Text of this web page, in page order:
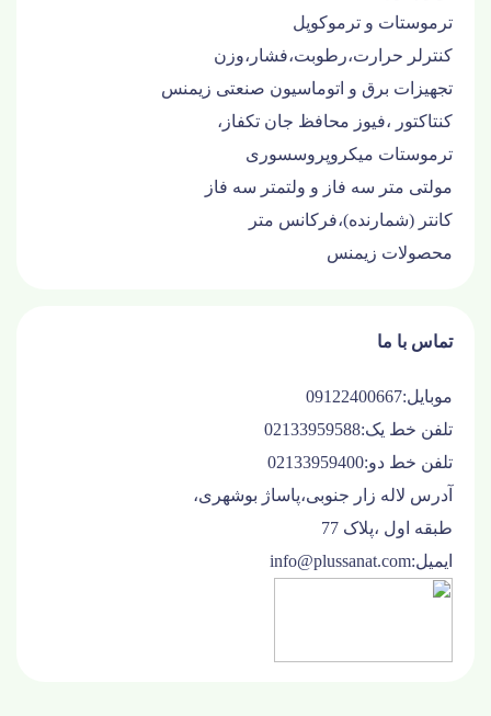
ترموستات و ترموکوپل
کنترلر حرارت،رطوبت،فشار،وزن
تجهیزات برق و اتوماسیون صنعتی زیمنس
کنتاکتور ،فیوز محافظ جان تکفاز،
ترموستات میکروپروسسوری
مولتی متر سه فاز و ولتمتر سه فاز
کانتر (شمارنده)،فرکانس متر
محصولات زیمنس
تماس با ما
موبایل:09122400667
تلفن خط یک:02133959588
تلفن خط دو:02133959400
آدرس لاله زار جنوبی،پاساژ بوشهری،
طبقه اول ،پلاک 77
ایمیل:info@plussanat.com